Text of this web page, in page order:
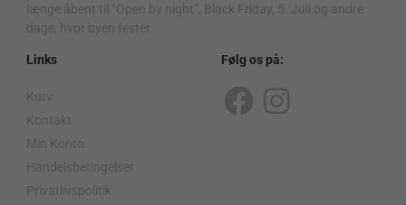
længe åbent til “Open by night”, Black Friday, 5. Juli og andre
dage, hvor byen fester.
Links
Kurv
Kontakt
Min Konto
Handelsbetingelser
Privatlivspolitik
Følg os på:
F
I